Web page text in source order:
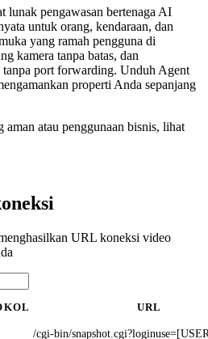
lunak pengawasan bertenaga AI
untuk orang, kendaraan, dan
yang ramah pengguna di
kamera tanpa batas, dan
tanpa port forwarding. Unduh Agent
properti Anda sepanjang
atau penggunaan bisnis, lihat
URL koneksi video
URL
/cgi-bin/